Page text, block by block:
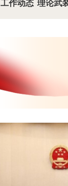
工作动态 理论武